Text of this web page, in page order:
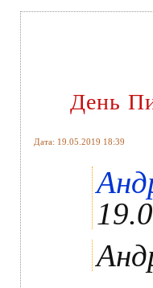
День
Дата: 19.05.2019 18:39